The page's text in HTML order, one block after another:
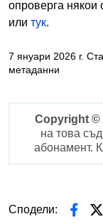
опроверга някои
или тук.
7 януари 2026 г.
метаданни
Copyright ©
на това
абонамент.
Сподели: